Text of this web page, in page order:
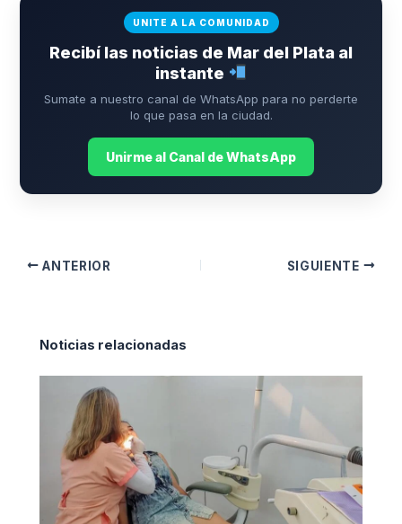
UNITE A LA COMUNIDAD
Recibí las noticias de Mar del Plata al
instante
Sumate a nuestro canal de WhatsApp para no perderte
lo que pasa en la ciudad.
Unirme al Canal de WhatsApp
ANTERIOR SIGUIENTE
Noticias relacionadas